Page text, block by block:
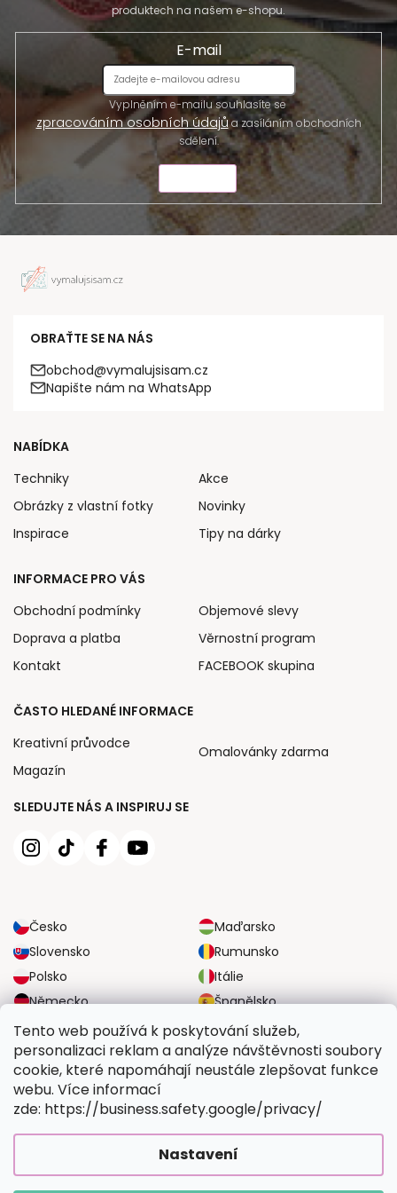
Tento web používá k poskytování služeb,
personalizaci reklam a analýze návštěvnosti soubory
cookie, které napomáhají neustále zlepšovat funkce
webu. Více informací
zde: https://business.safety.google/privacy/
Nastavení
produktech na našem e-shopu.
E-mail
Vyplněním e-mailu souhlasíte se
zpracováním osobních údajůa zasíláním obchodních
sdělení.
OBRAŤTE SE NA NÁS
obchod@vymalujsisam.cz
Napište nám na WhatsApp
SLEDUJTE NÁS A INSPIRUJ SE
Česko
Maďarsko
Slovensko
Rumunsko
Polsko
Itálie
Německo
Španělsko
Velká Británie
Rakousko
NABÍDKA
Techniky
Obrázky z vlastní fotky
Inspirace
Akce
Novinky
Tipy na dárky
INFORMACE PRO VÁS
Obchodní podmínky
Doprava a platba
Kontakt
Objemové slevy
Věrnostní program
FACEBOOK skupina
ČASTO HLEDANÉ INFORMACE
Kreativní průvodce
Magazín
Omalovánky zdarma
SPOLEHLIVÉ MOŽNOSTI DOPRAVY
BEZPEČNÉ MOŽNOSTI PLATBY